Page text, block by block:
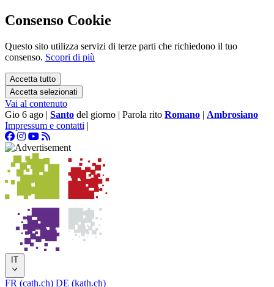
Consenso Cookie
Questo sito utilizza servizi di terze parti che richiedono il tuo
consenso. Scopri di più
Accetta tutto
Accetta selezionati
Vai al contenuto
Gio 6 ago | Santo del giorno | Parola rito Romano | Ambrosiano
Impressum e contatti |
IT
FR (cath.ch) DE (kath.ch)